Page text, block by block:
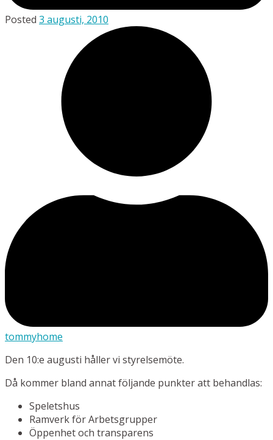
Posted 3 augusti, 2010
tommyhome
Den 10:e augusti håller vi styrelsemöte.
Då kommer bland annat följande punkter att behandlas:
Speletshus
Ramverk för Arbetsgrupper
Öppenhet och transparens